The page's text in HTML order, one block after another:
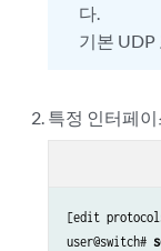
다.
기본 UDP
특정 인터페
[edit
user@switch#